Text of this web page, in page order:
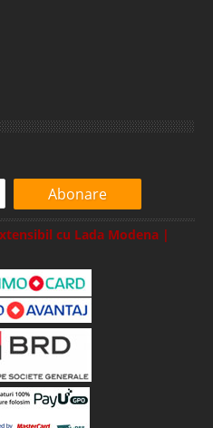
Abonare
cu Lada Modena |